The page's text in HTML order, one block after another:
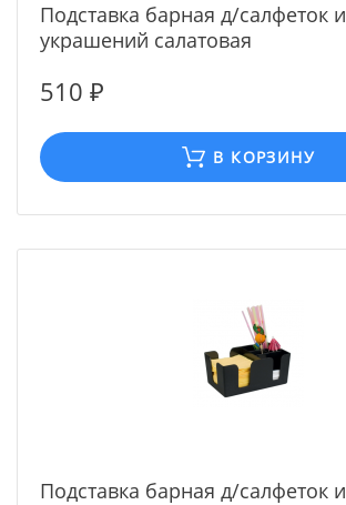
Подставка барная д/салфеток и
украшений салатовая
510 ₽
В КОРЗИНУ
Подставка барная д/салфеток и